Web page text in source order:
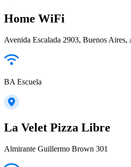
Home WiFi
Avenida Escalada 2903, Buenos Aires,
BA Escuela
La Velet Pizza Libre
Almirante Guillermo Brown 301